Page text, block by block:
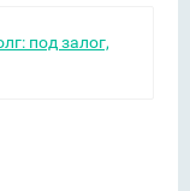
под залог,